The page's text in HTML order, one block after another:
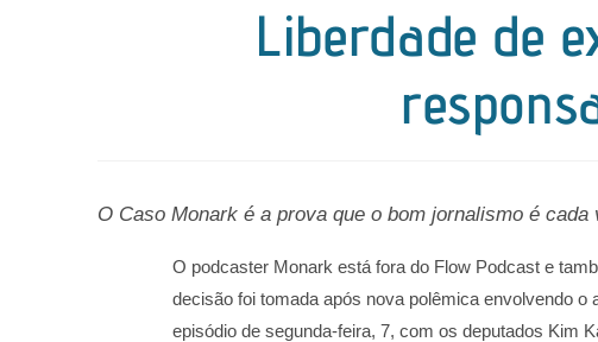
Liberdade de
O Caso Monark é a prova que o bom jornalismo é
O podcaster Monark está fora do Flow Podcast e
decisão foi tomada após nova polêmica envolvendo
episódio de segunda-feira, 7, com os deputados Kim